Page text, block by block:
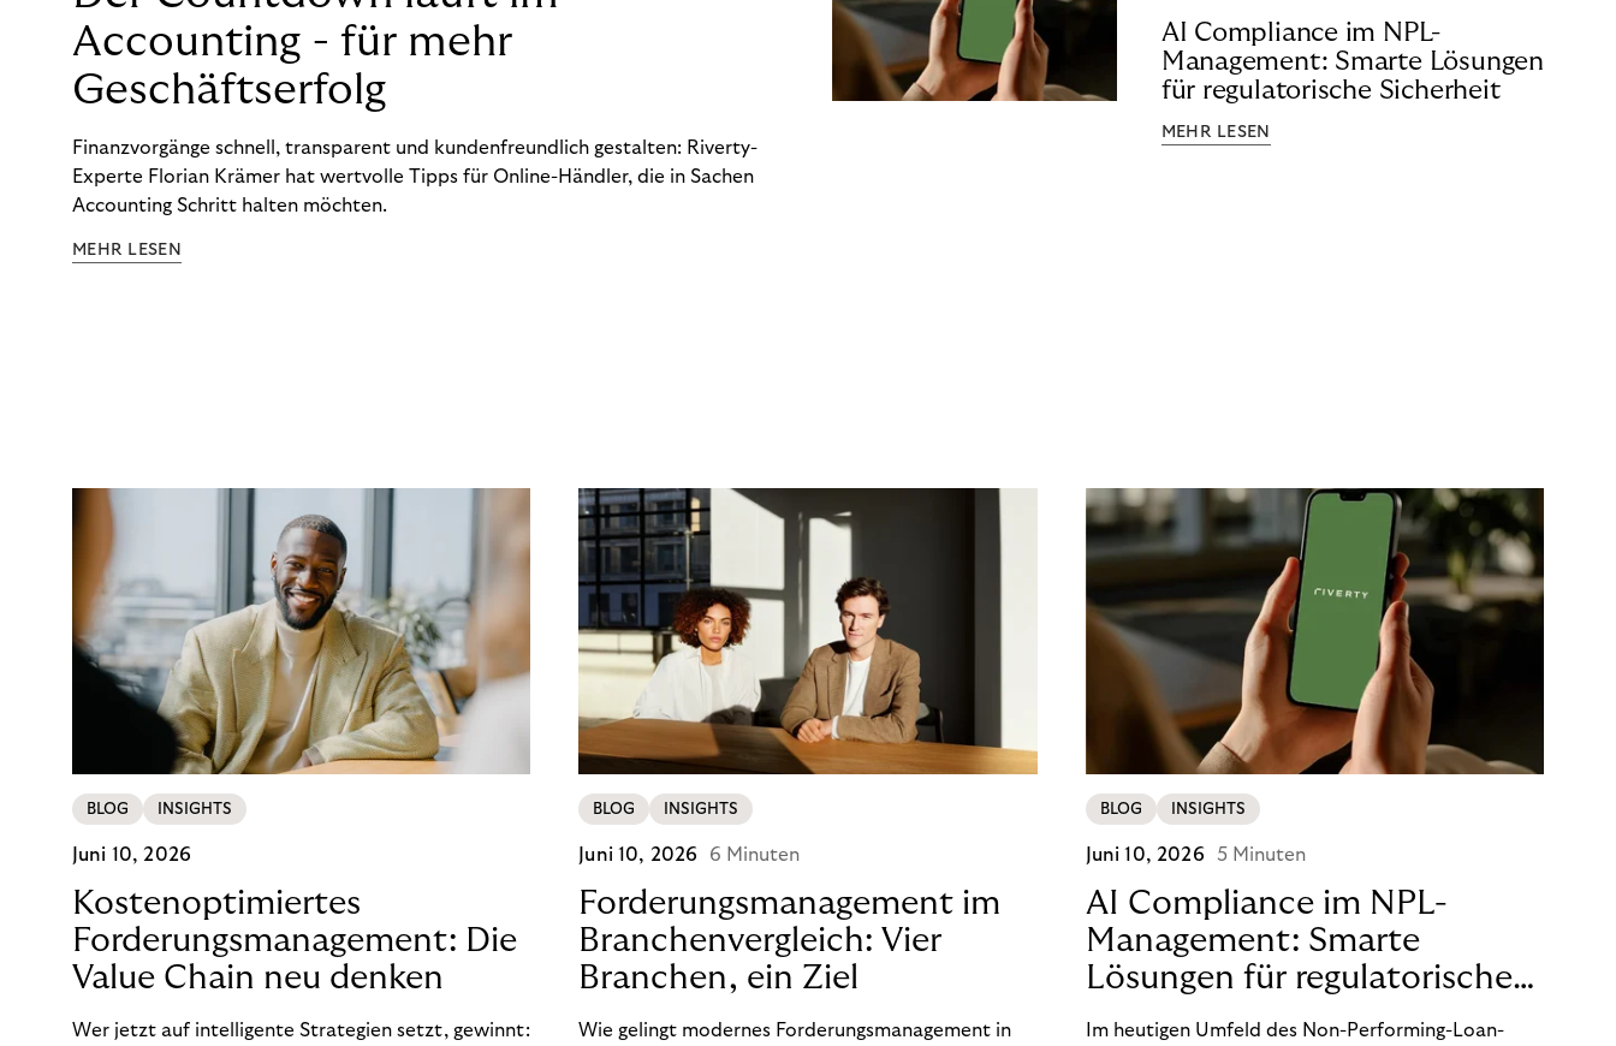
Accounting - für mehr
Geschäftserfolg
Finanzvorgänge schnell, transparent und kundenfreundlich gestalten: Riverty-
Experte Florian Krämer hat wertvolle Tipps für Online-Händler, die in Sachen
Accounting Schritt halten möchten.
MEHR LESEN
AI Compliance im NPL-
Management: Smarte Lösungen
für regulatorische Sicherheit
MEHR LESEN
BLOG INSIGHTS
Juni 10, 2026
Kostenoptimiertes
Forderungsmanagement: Die
Value Chain neu denken
Wer jetzt auf intelligente Strategien setzt, gewinnt:
BLOG INSIGHTS
Juni 10, 2026 6 Minuten
Forderungsmanagement im
Branchenvergleich: Vier
Branchen, ein Ziel
Wie gelingt modernes Forderungsmanagement in
BLOG INSIGHTS
Juni 10, 2026 5 Minuten
AI Compliance im NPL-
Management: Smarte
Lösungen für regulatorische
Sicherheit
Im heutigen Umfeld des Non-Performing-Loan-